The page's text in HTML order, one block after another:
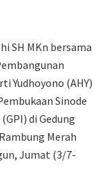
SH MKn bersama
Yudhoyono (AHY)
Sinode
di Gedung
Merah
Jumat (3/7-